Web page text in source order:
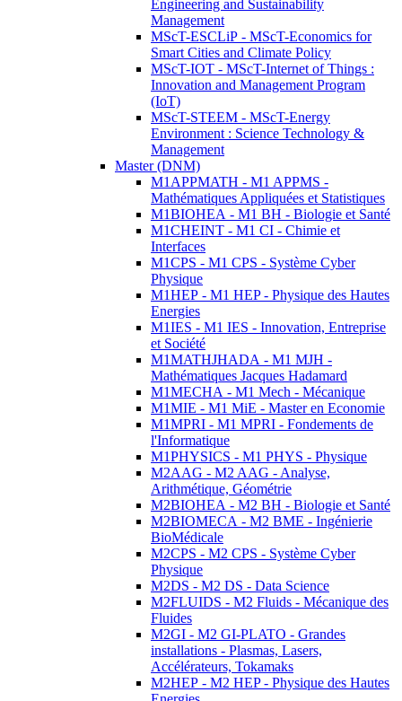
Engineering and Sustainability
Management
MScT-ESCLiP - MScT-Economics for
Smart Cities and Climate Policy
MScT-IOT - MScT-Internet of Things :
Innovation and Management Program
(IoT)
MScT-STEEM - MScT-Energy
Environment : Science Technology &
Management
Master (DNM)
M1APPMATH - M1 APPMS -
Mathématiques Appliquées et Statistiques
M1BIOHEA - M1 BH - Biologie et Santé
M1CHEINT - M1 CI - Chimie et
Interfaces
M1CPS - M1 CPS - Système Cyber
Physique
M1HEP - M1 HEP - Physique des Hautes
Energies
M1IES - M1 IES - Innovation, Entreprise
et Société
M1MATHJHADA - M1 MJH -
Mathématiques Jacques Hadamard
M1MECHA - M1 Mech - Mécanique
M1MIE - M1 MiE - Master en Economie
M1MPRI - M1 MPRI - Fondements de
l'Informatique
M1PHYSICS - M1 PHYS - Physique
M2AAG - M2 AAG - Analyse,
Arithmétique, Géométrie
M2BIOHEA - M2 BH - Biologie et Santé
M2BIOMECA - M2 BME - Ingénierie
BioMédicale
M2CPS - M2 CPS - Système Cyber
Physique
M2DS - M2 DS - Data Science
M2FLUIDS - M2 Fluids - Mécanique des
Fluides
M2GI - M2 GI-PLATO - Grandes
installations - Plasmas, Lasers,
Accélérateurs, Tokamaks
M2HEP - M2 HEP - Physique des Hautes